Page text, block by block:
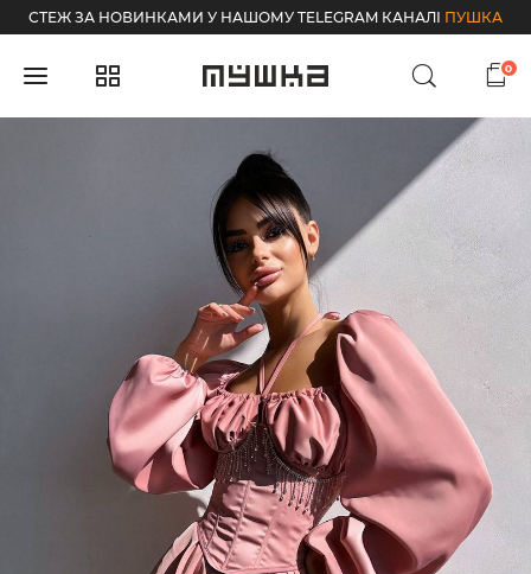
СТЕЖ ЗА НОВИНКАМИ У НАШОМУ TELEGRAM КАНАЛІ ПУШКА
0